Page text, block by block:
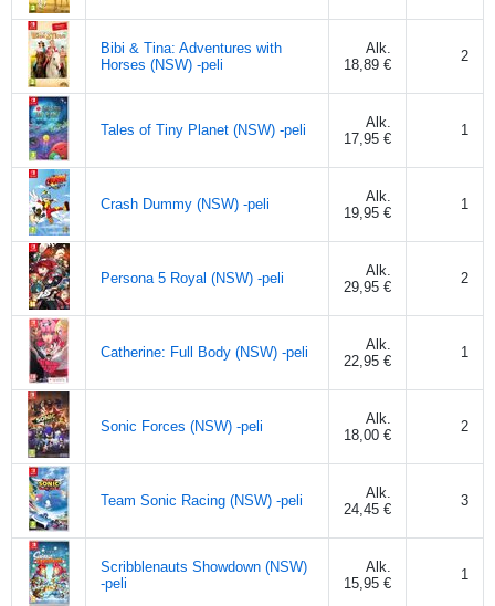
Bibi & Tina: Adventures with
Horses (NSW) -peli
Alk.
18,89 €
2
Tales of Tiny Planet (NSW) -peli
Alk.
17,95 €
1
Crash Dummy (NSW) -peli
Alk.
19,95 €
1
Persona 5 Royal (NSW) -peli
Alk.
29,95 €
2
Catherine: Full Body (NSW) -peli
Alk.
22,95 €
1
Sonic Forces (NSW) -peli
Alk.
18,00 €
2
Team Sonic Racing (NSW) -peli
Alk.
24,45 €
3
Scribblenauts Showdown (NSW)
-peli
Alk.
15,95 €
1